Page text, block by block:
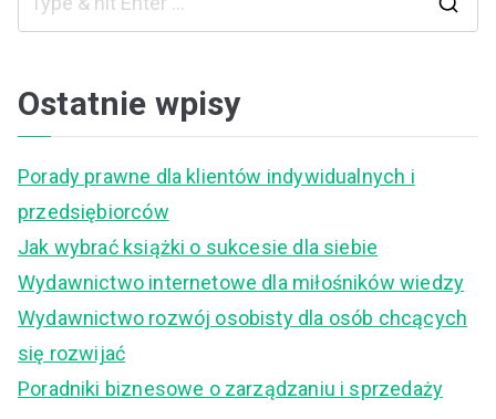
Ostatnie wpisy
Porady prawne dla klientów indywidualnych i
przedsiębiorców
Jak wybrać książki o sukcesie dla siebie
Wydawnictwo internetowe dla miłośników wiedzy
Wydawnictwo rozwój osobisty dla osób chcących
się rozwijać
Poradniki biznesowe o zarządzaniu i sprzedaży